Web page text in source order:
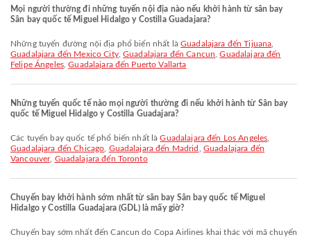
Mọi người thường đi những tuyến nội địa nào nếu khởi hành từ sân bay
Sân bay quốc tế Miguel Hidalgo y Costilla Guadajara?
Những tuyến đường nội địa phổ biến nhất làGuadalajara đến Tijuana
Guadalajara đến Mexico City,Guadalajara đến Cancun ,Guadalajara đến
Felipe Ángeles,Guadalajara đến Puerto Vallarta
Những tuyến quốc tế nào mọi người thường đi nếu khởi hành từ Sân bay
quốc tế Miguel Hidalgo y Costilla Guadajara?
Các tuyến bay quốc tế phổ biến nhất làGuadalajara đến Los Angeles
Guadalajara đến Chicago Guadalajara đến Madrid
Guadalajara đến
Vancouver, Guadalajara đến Toronto
Chuyến bay khởi hành sớm nhất từ sân bay Sân bay quốc tế Miguel
Hidalgo y Costilla Guadajara (GDL) là mấy giờ?
Chuyến bay sớm nhất đến Cancun do Copa Airlines khai thác với mã chuyến